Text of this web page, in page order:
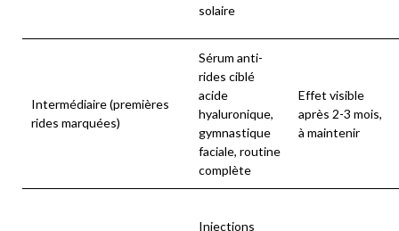
solaire
Intermédiaire (premières
rides marquées)
Sérum anti-
rides ciblé
acide
hyaluronique,
gymnastique
faciale, routine
complète
Effet visible
après 2-3 mois,
à maintenir
Injections